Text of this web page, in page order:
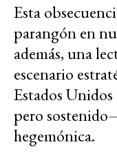
Esta
parangón en
además, una
escenario
Estados
pero
hegemónica.